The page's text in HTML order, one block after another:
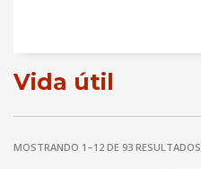
Vida útil
MOSTRANDO 1–12 DE 93 RESULTADOS